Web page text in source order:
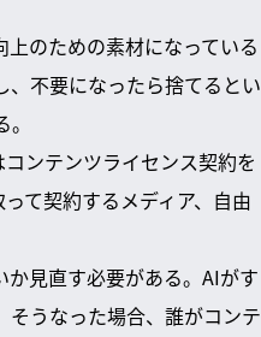
のための素材になっている
、不要になったら捨てるとい
ンテンツライセンス契約を
て契約するメディア、自由
見直す必要がある。AIがす
そうなった場合、誰がコンテ